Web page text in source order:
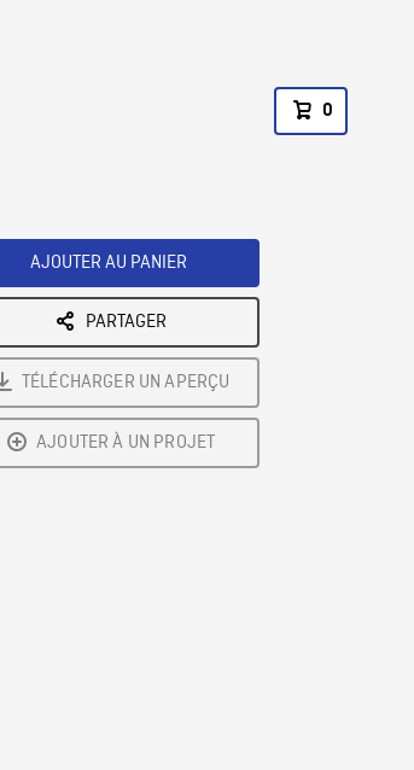
0
AJOUTER AU PANIER
PARTAGER
TÉLÉCHARGER UN APERÇU
AJOUTER À UN PROJET